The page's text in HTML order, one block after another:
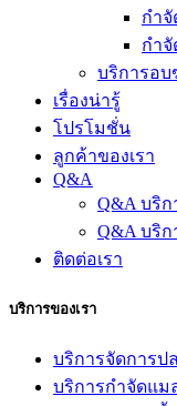
กำ
กำ
บริการอบ
เรื่องน่ารู้
โปรโมชั่น
ลูกค้าของเรา
Q&A
Q&A บริ
Q&A บริ
ติดต่อเรา
บริการของเรา
บริการจัดการป
บริการกำจัดแม